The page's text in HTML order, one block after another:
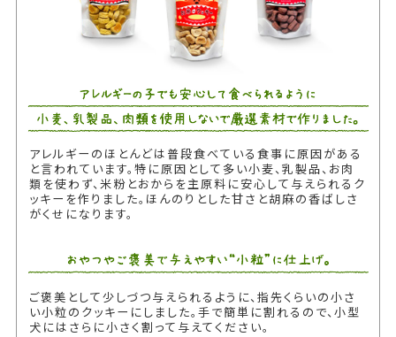
アレルギーのほとんどは普段食べている食事に原因がある
と言われています。特に原因として多い小麦、乳製品、お肉
類を使わず、米粉とおからを主原料に安心して与えられるク
ッキーを作りました。ほんのりとした甘さと胡麻の香ばしさ
がくせになります。
ご褒美として少しづつ与えられるように、指先くらいの小さ
い小粒のクッキーにしました。手で簡単に割れるので、小型
犬にはさらに小さく割って与えてください。